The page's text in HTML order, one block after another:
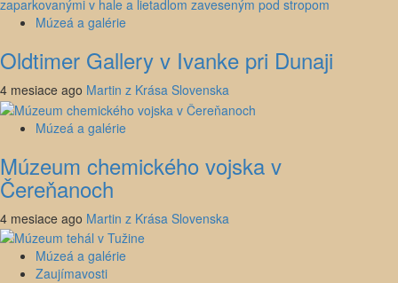
Múzeá a galérie
Oldtimer Gallery v Ivanke pri Dunaji
4 mesiace ago Martin z Krása Slovenska
Múzeá a galérie
Múzeum chemického vojska v
Čereňanoch
4 mesiace ago Martin z Krása Slovenska
Múzeá a galérie
Zaujímavosti